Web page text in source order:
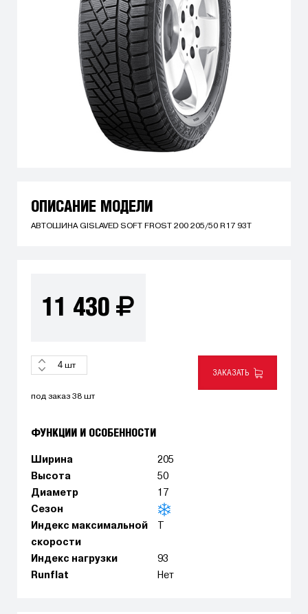
ОПИСАНИЕ МОДЕЛИ
АВТОШИНА GISLAVED SOFT FROST 200 205/50 R17 93T
11 430
шт
ЗАКАЗАТЬ
под заказ 38 шт
ФУНКЦИИ И ОСОБЕННОСТИ
Ширина
205
Высота
50
Диаметр
17
Сезон
Индекс максимальной
скорости
Индекс нагрузки
93
Runflat
Нет